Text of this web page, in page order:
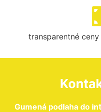
transparentné
Gumená podlaha do